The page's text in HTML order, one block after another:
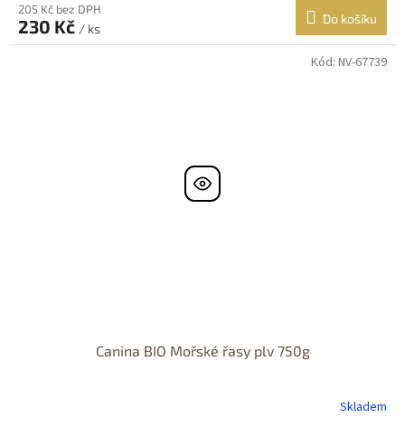
205 Kč bez DPH
230 Kč / ks
Do košíku
Canina BIO Mořské řasy plv 750g
Skladem
Kód: NV-67739